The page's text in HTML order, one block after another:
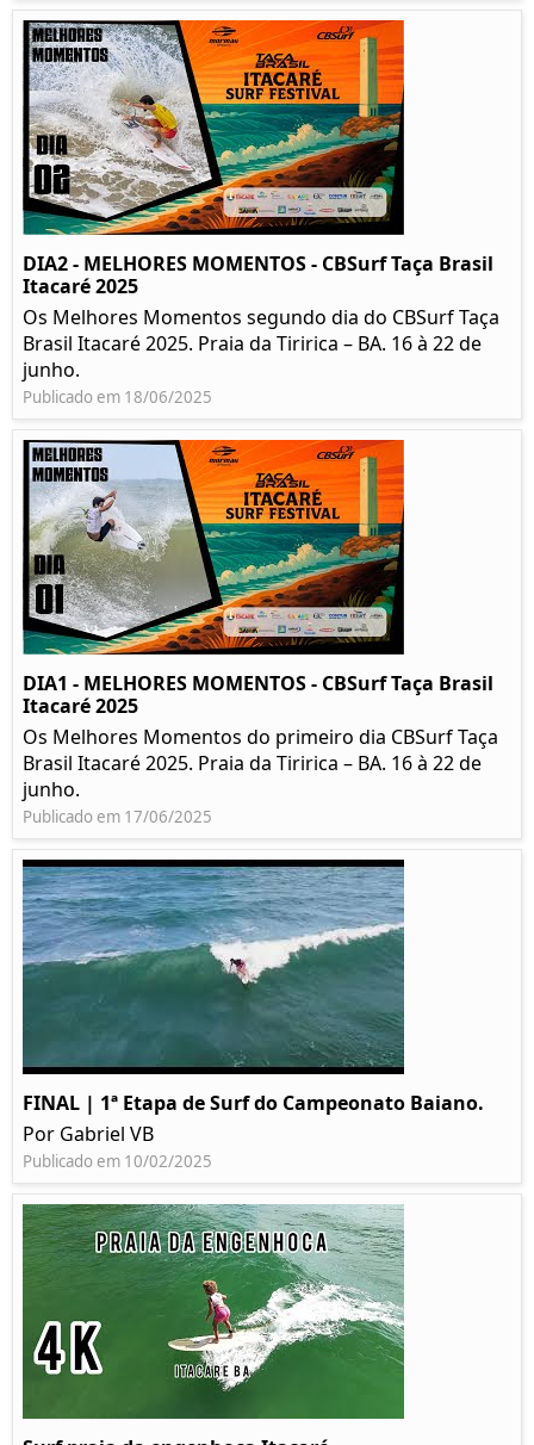
DIA2 - MELHORES MOMENTOS - CBSurf Taça Brasil
Itacaré 2025
Os Melhores Momentos segundo dia do CBSurf Taça
Brasil Itacaré 2025. Praia da Tiririca – BA. 16 à 22 de
junho.
Publicado em 18/06/2025
DIA1 - MELHORES MOMENTOS - CBSurf Taça Brasil
Itacaré 2025
Os Melhores Momentos do primeiro dia CBSurf Taça
Brasil Itacaré 2025. Praia da Tiririca – BA. 16 à 22 de
junho.
Publicado em 17/06/2025
FINAL | 1ª Etapa de Surf do Campeonato Baiano.
Por Gabriel VB
Publicado em 10/02/2025